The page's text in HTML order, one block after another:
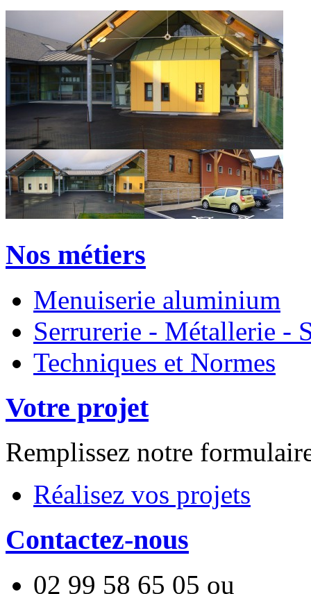
Nos métiers
Menuiserie aluminium
Serrurerie - Métallerie -
Techniques et Normes
Votre projet
Remplissez notre
Réalisez vos projets
Contactez-nous
02 99 58 65 05 ou